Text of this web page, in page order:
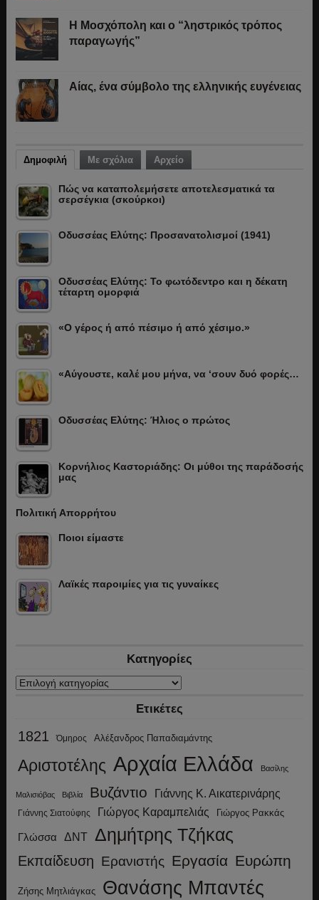
Η Μοσχόπολη και ο “ληστρικός τρόπος
παραγωγής”
Αίας, ένα σύμβολο της ελληνικής ευγένειας
Δημοφιλή Με σχόλια Αρχείο
Πώς να καταπολεμήσετε αποτελεσματικά τα
σερσέγκια (σκούρκοι)
Οδυσσέας Ελύτης: Προσανατολισμοί (1941)
Οδυσσέας Ελύτης: Το φωτόδεντρο και η δέκατη
τέταρτη ομορφιά
«Ο γέρος ή από πέσιμο ή από χέσιμο.»
«Αύγουστε, καλέ μου μήνα, να ‘σουν δυό φορές…
Οδυσσέας Ελύτης: Ήλιος ο πρώτος
Κορνήλιος Καστοριάδης: Οι μύθοι της παράδοσής
μας
Πολιτική Απορρήτου
Ποιοι είμαστε
Λαϊκές παροιμίες για τις γυναίκες
Κατηγορίες
Κατηγορίες
Ετικέτες
1821 Όμηρος Αλέξανδρος Παπαδιαμάντης
Αριστοτέλης Αρχαία Ελλάδα Βασίλης
Μαλισιόβας Βιβλία Βυζάντιο Γιάννης Κ. Αικατερινάρης
Γιάννης Σιατούφης Γιώργος Καραμπελιάς Γιώργος Ρακκάς
Γλώσσα ΔΝΤ Δημήτρης Τζήκας
Εκπαίδευση Ερανιστής Εργασία Ευρώπη
Ζήσης Μητλιάγκας Θανάσης Μπαντές